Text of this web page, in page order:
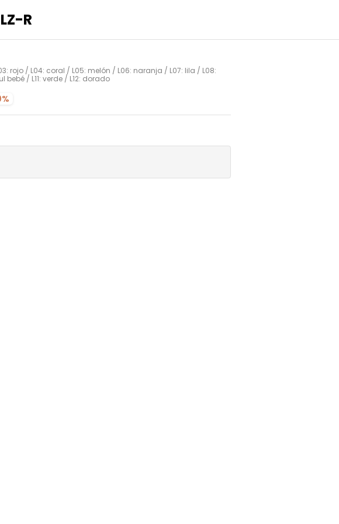
R
rojo / L04: coral / L05: melón / L06: naranja / L07: lila / L08:
bebé / L11: verde / L12: dorado